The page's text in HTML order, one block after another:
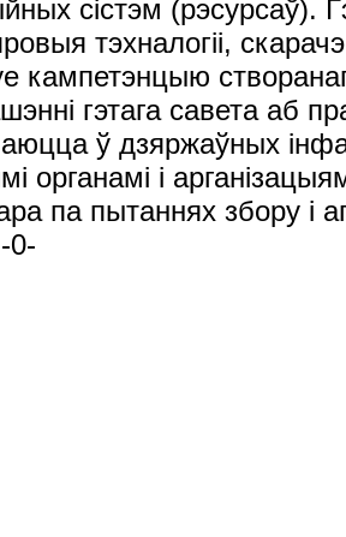
сістэм (рэсурсаў).
тэхналогіі,
кампетэнцыю
гэтага савета аб
ў дзяржаўных
органамі і
па пытаннях збору і
0-